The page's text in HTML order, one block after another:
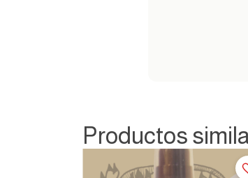
Productos